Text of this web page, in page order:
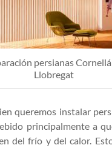
persianas
Llobregat
queremos instalar
principalmente a
del frío y del calor.